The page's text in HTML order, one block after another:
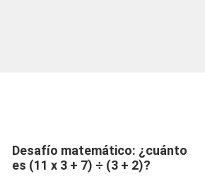
Desafío matemático: ¿cuánto
es (11 x 3 + 7) ÷ (3 + 2)?